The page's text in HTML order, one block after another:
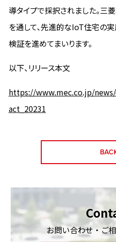
導タイプで採択されました。三
を通して、先進的なIoT住宅の
検証を進めてまいります。
以下、リリース本文
https://www.mec.co.jp/
act_20231
お問い合わせ・ご